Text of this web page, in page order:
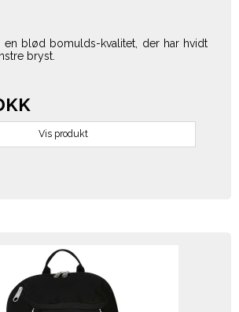
blød bomulds-kvalitet, der har hvidt
bryst.
Vis produkt